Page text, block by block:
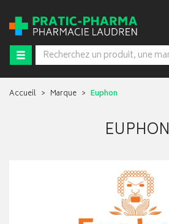
Accueil Marque Euphon
EUPHON